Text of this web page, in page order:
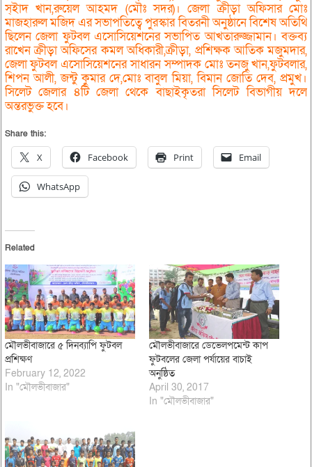
স্ইাদ খান,রুয়েল আহমদ (মৌঃ সদর)। জেলা ক্রীড়া অফিসার মোঃ
মাজহারুল মজিদ এর সভাপতিত্বে পুরস্কার বিতরনী অনুষ্ঠানে বিশেষ অতিথি
ছিলেন জেলা ফুটবল এসোসিয়েশনের সভাপিত আখতারুজ্জামান। বক্তব্য
রাখেন ক্রীড়া অফিসের কমল অধিকারী,ক্রীড়া, প্রশিক্ষক আতিক মজুমদার,
জেলা ফুটবল এসোসিয়েশনের সাধারন সম্পাদক মোঃ তনজু খান,ফুটবলার,
শিপন আলী, জন্টু কুমার দে,মোঃ বাবুল মিয়া, বিমান জোতি দেব, প্রমুখ।
সিলেট জেলার ৪টি জেলা থেকে বাছাইকৃতরা সিলেট বিভাগীয় দলে
অন্তরভুক্ত হবে।
Share this:
X Facebook Print Email
WhatsApp
Related
মৌলভীবাজারে ৫ দিনব্যাপি ফুটবল
প্রশিক্ষণ
February 12, 2022
In "মৌলভীবাজার"
মৌলভীবাজারে ডেভেলপমেন্ট কাপ
ফুটবলের জেলা পর্যায়ের বাচাই
অনুষ্ঠিত
April 30, 2017
In "মৌলভীবাজার"